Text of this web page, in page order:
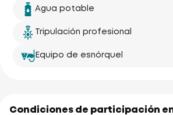
Agua potable
Tripulación profesional
Equipo de esnórquel
Condiciones de participación